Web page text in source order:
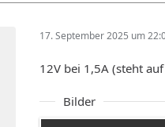
17. September 2025 um
12V bei 1,5A (steht
Bilder